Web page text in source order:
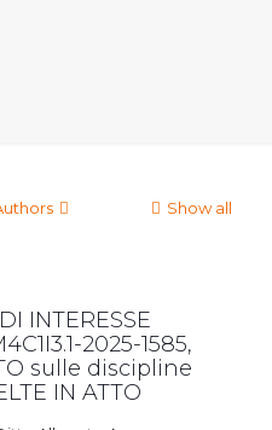
Show all
INTERESSE
2025-1585,
sulle discipline
IN ATTO